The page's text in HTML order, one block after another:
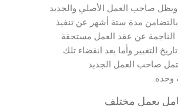
صاحب العمل الأصلي والجديد
مدة ستة أشهر عن تنفيذ
الناجمة عن عقد العمل مستحقة
التغيير وأما بعد انقضاء تلك
صاحب العمل الجديد
وحده.
بعمل مختلف